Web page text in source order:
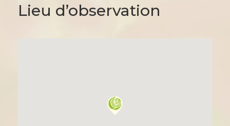
Lieu d’observation